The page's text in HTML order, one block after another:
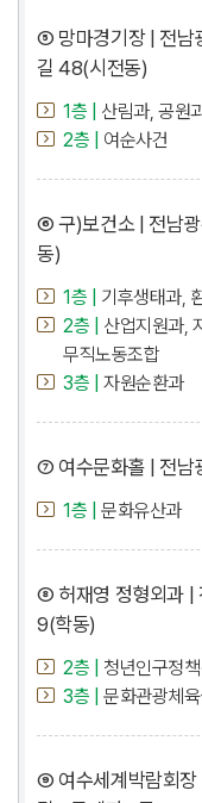
⑤ 망마경기장 | 전남
길 48(시전동)
1층 |
산림과, 공원
2층 |
여순사건
⑥ 구)보건소 | 전남
동)
1층 |
기후생태과,
2층 |
산업지원과,
무직노동조합
3층 |
자원순환과
⑦ 여수문화홀 | 전남
1층 | 문화유산과
⑧ 허재영 정형외과 |
9(학동)
2층 |
청년인구정
3층 |
문화관광체
⑨ 여수세계박람회장